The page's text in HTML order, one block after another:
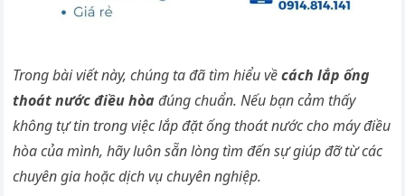
Trong bài viết này, chúng ta đã tìm hiểu vềcách lắp ống
thoát nước điều hòađúng chuẩn. Nếu bạn cảm thấy
không tự tin trong việc lắp đặt ống thoát nước cho máy điều
hòa của mình, hãy luôn sẵn lòng tìm đến sự giúp đỡ từ các
chuyên gia hoặc dịch vụ chuyên nghiệp.